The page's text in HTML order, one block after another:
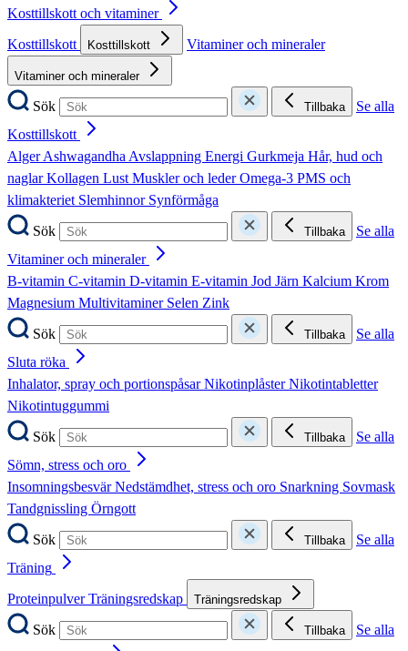
Kosttillskott och vitaminer
Kosttillskott
Kosttillskott Vitaminer och mineraler
Vitaminer och mineraler
Sök Tillbaka
Se alla
Kosttillskott
AlgerAshwagandhaAvslappning Energi Gurkmeja Hår, hud och
naglarKollagen LustMuskler och lederOmega-3 PMS och
klimakteriet Slemhinnor Synförmåga
Sök
Tillbaka
Se alla
Vitaminer och mineraler
B-vitamin C-vitamin D-vitamin E-vitamin Jod Järn Kalcium Krom
Magnesium Multivitaminer Selen Zink
Sök
Tillbaka
Se alla
Sluta röka
Inhalator, spray och portionspåsarNikotinplåsterNikotintabletter
Nikotintuggummi
Sök
Tillbaka
Se alla
Sömn, stress och oro
InsomningsbesvärNedstämdhet, stress och oro Snarkning Sovmask
Tandgnissling Örngott
Sök
Tillbaka
Se alla
Träning
ProteinpulverTräningsredskap Träningsredskap
Sök Tillbaka
Se alla